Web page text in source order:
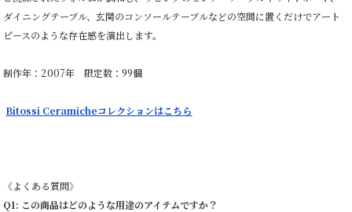
ダイニングテーブル、玄関のコンソールテーブルなどの空間に置くだけでアート
ピースのような存在感を演出します。
制作年：2007年 限定数：99個
Bitossi Ceramicheコレクションはこちら
《よくある質問》
Q1: この商品はどのような用途のアイテムですか？